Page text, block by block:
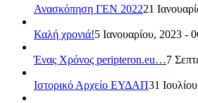
Ανασκόπηση ΓΕΝ 202221
Καλή χρονιά!5 Ιανουαρίου, 2023 -
Ένας Χρόνος peripteron.eu…7
Ιστορικό Αρχείο ΕΥΔΑΠ31